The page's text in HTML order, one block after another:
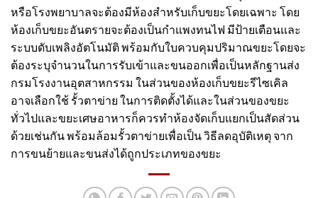
หรือโรงพยาบาลจะต้องมีห้องสำหรับเก็บขยะโดยเฉพาะ โดย
ห้องเก็บขยะอันตรายจะต้องเป็นกำแพงทนไฟ มีป้ายเตือนและ
ระบบดับเพลิงอัตโนมัติ พร้อมกับใบควบคุมปริมาณขยะโดยจะ
ต้องระบุจำนวนในการรับเข้าและขนออกเพื่อเป็นหลักฐานส่ง
กรมโรงงานอุตสาหกรรม ในส่วนของห้องเก็บขยะรีไซเคิล
อาจเลือกใช้ รั้วตาข่าย ในการติดตั้งได้และในส่วนของขยะ
ทั่วไปและขยะเศษอาหารก็ควรทำห้องจัดเก็บแยกเป็นสัดส่วน
ด้วยเช่นกัน พร้อมล้อมรั้วตาข่ายเพื่อเป็น วิธีลดอุบัติเหตุ จาก
การขนย้ายและขนส่งได้ถูกประเภทของขยะ